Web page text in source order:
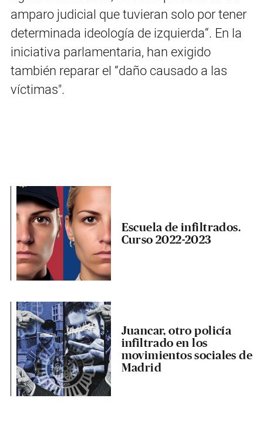
amparo judicial que tuvieran solo por tener
determinada ideología de izquierda“. En la
iniciativa parlamentaria, han exigido
también reparar el ”daño causado a las
víctimas".
Escuela de infiltrados.
Curso 2022-2023
Juancar, otro policía
infiltrado en los
movimientos sociales de
Madrid